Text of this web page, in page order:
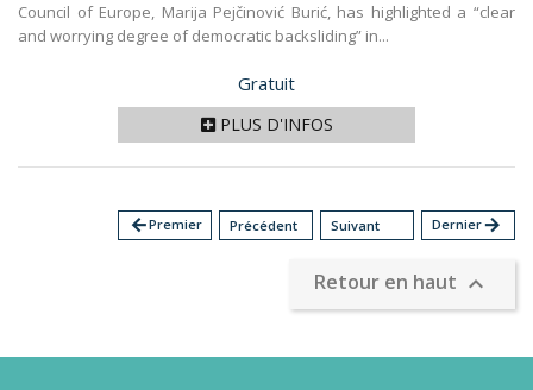
Council of Europe, Marija Pejčinović Burić, has highlighted a “clear
and worrying degree of democratic backsliding” in...
Prix
Gratuit
PLUS D'INFOS
arrow_backPremier Précédent Suivant Dernierarrow_forward
Retour en haut 